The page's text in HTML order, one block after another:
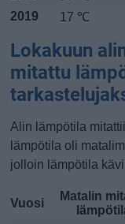
2019
17 ℃
Lokakuun
mitattu
Alin lämpötila
lämpötila oli
jolloin lämpötila
Vuosi
Matalin